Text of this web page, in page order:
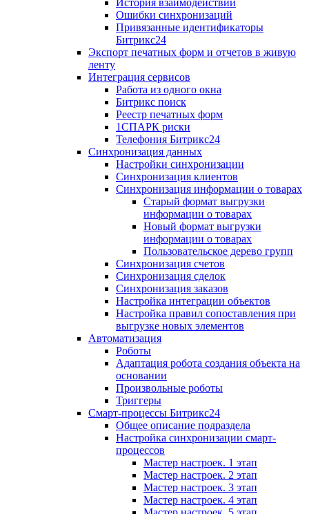
История взаимодействий
Ошибки синхронизаций
Привязанные идентификаторы
Битрикс24
Экспорт печатных форм и отчетов в живую
ленту
Интеграция сервисов
Работа из одного окна
Битрикс поиск
Реестр печатных форм
1СПАРК риски
Телефония Битрикс24
Синхронизация данных
Настройки синхронизации
Синхронизация клиентов
Синхронизация информации о товарах
Старый формат выгрузки
информации о товарах
Новый формат выгрузки
информации о товарах
Пользовательское дерево групп
Синхронизация счетов
Синхронизация сделок
Синхронизация заказов
Настройка интеграции объектов
Настройка правил сопоставления при
выгрузке новых элементов
Автоматизация
Роботы
Адаптация робота создания объекта на
основании
Произвольные роботы
Триггеры
Смарт-процессы Битрикс24
Общее описание подраздела
Настройка синхронизации смарт-
процессов
Мастер настроек. 1 этап
Мастер настроек. 2 этап
Мастер настроек. 3 этап
Мастер настроек. 4 этап